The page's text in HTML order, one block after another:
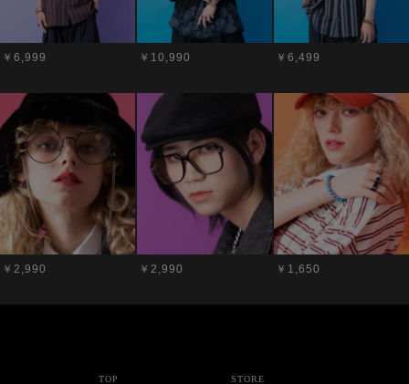
￥6,999 ￥10,990 ￥6,499
￥2,990 ￥2,990 ￥1,650
TOP STORE